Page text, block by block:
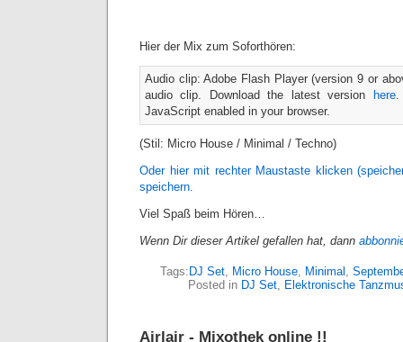
Hier der Mix zum Soforthören:
Audio clip: Adobe Flash Player (version 9 or
audio clip. Download the latest version
here.
JavaScript enabled in your browser.
(Stil: Micro House / Minimal / Techno)
Oder hier mit rechter Maustaste klicken
speichern.
Viel Spaß beim Hören…
Wenn Dir dieser Artikel gefallen hat, dann
Tags: DJ Set, Micro House, Minimal ,
Posted in DJ Set, Elektronische
Airlair - Mixothek online !!